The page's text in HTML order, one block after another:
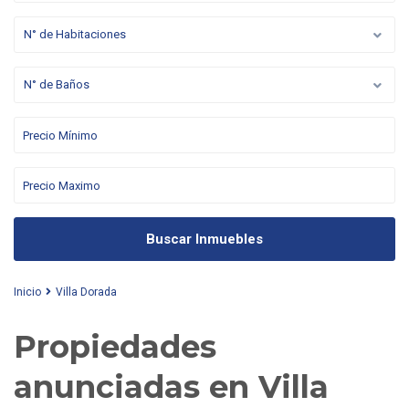
N° de Habitaciones
N° de Baños
Buscar Inmuebles
Inicio Villa Dorada
Propiedades
anunciadas en Villa